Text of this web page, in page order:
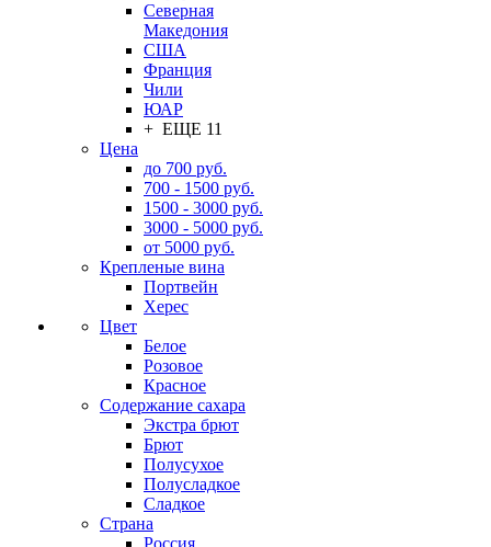
Северная
Македония
США
Франция
Чили
ЮАР
+ ЕЩЕ 11
Цена
до 700 руб.
700 - 1500 руб.
1500 - 3000 руб.
3000 - 5000 руб.
от 5000 руб.
Крепленые вина
Портвейн
Херес
Цвет
Белое
Розовое
Красное
Содержание сахара
Экстра брют
Брют
Полусухое
Полусладкое
Сладкое
Страна
Россия